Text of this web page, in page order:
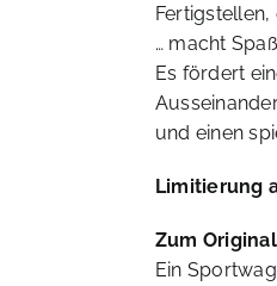
Fertigstellen,
… macht
Es fördert
und einen
Limitierung
Zum
Ein